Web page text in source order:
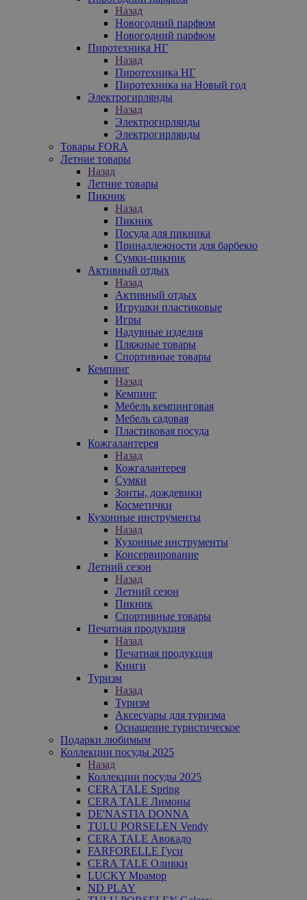
Назад
Новогодний парфюм
Новогодний парфюм
Пиротехника НГ
Назад
Пиротехника НГ
Пиротехника на Новый год
Электрогирлянды
Назад
Электрогирлянды
Электрогирлянды
Товары FORA
Летние товары
Назад
Летние товары
Пикник
Назад
Пикник
Посуда для пикника
Принадлежности для барбекю
Сумки-пикник
Активный отдых
Назад
Активный отдых
Игрушки пластиковые
Игры
Надувные изделия
Пляжные товары
Спортивные товары
Кемпинг
Назад
Кемпинг
Мебель кемпинговая
Мебель садовая
Пластиковая посуда
Кожгалантерея
Назад
Кожгалантерея
Сумки
Зонты, дождевики
Косметички
Кухонные инструменты
Назад
Кухонные инструменты
Консервирование
Летний сезон
Назад
Летний сезон
Пикник
Спортивные товары
Печатная продукция
Назад
Печатная продукция
Книги
Туризм
Назад
Туризм
Аксесуары для туризма
Оснащение туристическое
Подарки любимым
Коллекции посуды 2025
Назад
Коллекции посуды 2025
CERA TALE Spring
CERA TALE Лимоны
DE'NASTIA DONNA
TULU PORSELEN Vendy
CERA TALE Авокадо
FARFORELLE Гуси
CERA TALE Оливки
LUCKY Мрамор
ND PLAY